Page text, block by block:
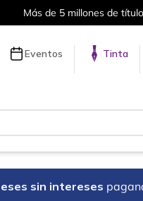
Más de 5 millones de
Eventos Tinta
sin intereses